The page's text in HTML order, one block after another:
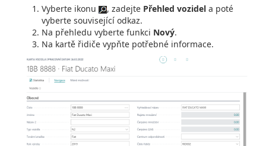
Vyberte ikonu
, zadejte Přehled vozidel a poté
vyberte související odkaz.
Na přehledu vyberte funkci Nový.
Na kartě řidiče vypňte potřebné informace.